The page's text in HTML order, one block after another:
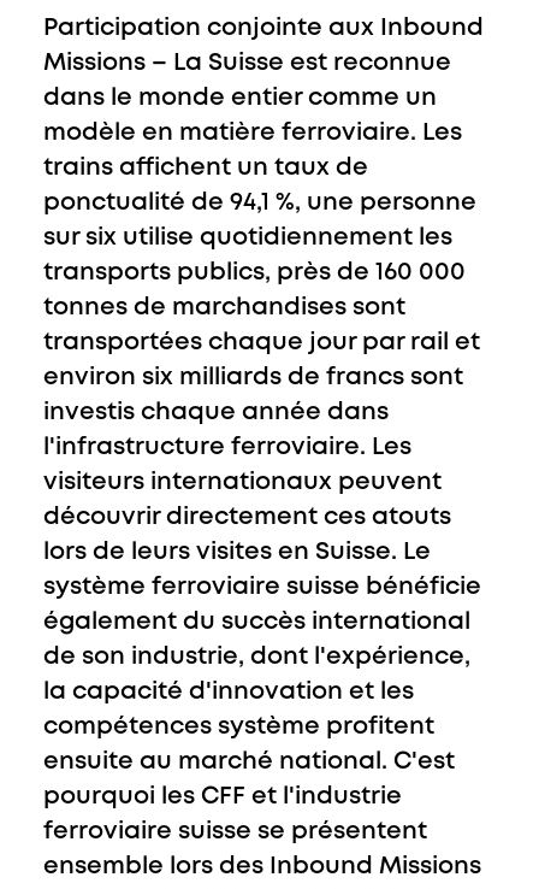
Participation conjointe aux Inbound
Missions – La Suisse est reconnue
dans le monde entier comme un
modèle en matière ferroviaire. Les
trains affichent un taux de
ponctualité de 94,1 %, une personne
sur six utilise quotidiennement les
transports publics, près de 160 000
tonnes de marchandises sont
transportées chaque jour par rail et
environ six milliards de francs sont
investis chaque année dans
l'infrastructure ferroviaire. Les
visiteurs internationaux peuvent
découvrir directement ces atouts
lors de leurs visites en Suisse. Le
système ferroviaire suisse bénéficie
également du succès international
de son industrie, dont l'expérience,
la capacité d'innovation et les
compétences système profitent
ensuite au marché national. C'est
pourquoi les CFF et l'industrie
ferroviaire suisse se présentent
ensemble lors des Inbound Missions